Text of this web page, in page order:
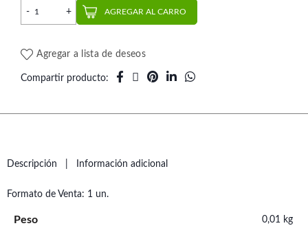
Tubo Simple Roth Convertible (1 un.) | RMO cantidad
AGREGAR AL CARRO
Agregar a lista de deseos
Compartir producto
Descripción Información adicional
Formato de Venta: 1 un.
Peso 0,01 kg